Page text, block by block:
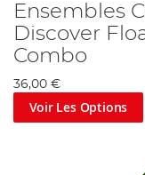
Ensembles
Discover
Combo
36,00 €
Voir Les Options